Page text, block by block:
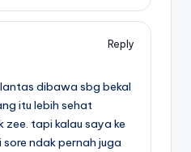
Reply
dibawa sbg bekal
itu lebih sehat
zee. tapi kalau saya ke
sore ndak pernah juga